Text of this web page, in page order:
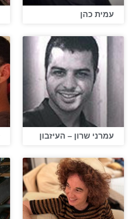
עמית כהן
עמרני שרון – העיזבון